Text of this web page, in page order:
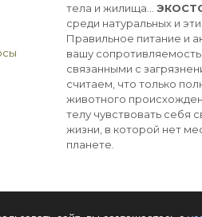
тела и жилища...
среди натуральных и
Правильное питание и
вашу сопротивляемость
связанными с
считаем, что только
животного
телу чувствовать себя
жизни, в которой нет
планете.